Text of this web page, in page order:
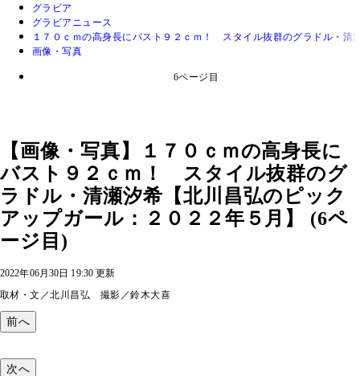
グラビア
グラビアニュース
１７０ｃｍの高身長にバスト９２ｃｍ！ スタイル抜群のグラドル・清
画像・写真
6ページ目
【画像・写真】１７０ｃｍの高身長に
バスト９２ｃｍ！ スタイル抜群のグ
ラドル・清瀬汐希【北川昌弘のピック
アップガール：２０２２年５月】 (6ペ
ージ目)
2022年06月30日 19:30 更新
取材・文／北川昌弘 撮影／鈴木大喜
前へ
次へ